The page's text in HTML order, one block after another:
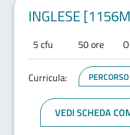
INGLESE
5 cfu 50 ore
Curricula:
VEDI SCHEDA